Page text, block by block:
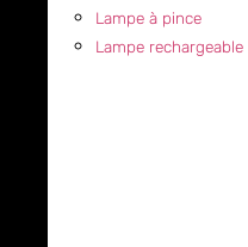
Lampe à pince
Lampe rechargeable